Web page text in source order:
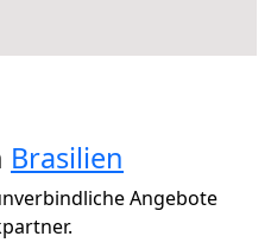
Brasilien
Angebote